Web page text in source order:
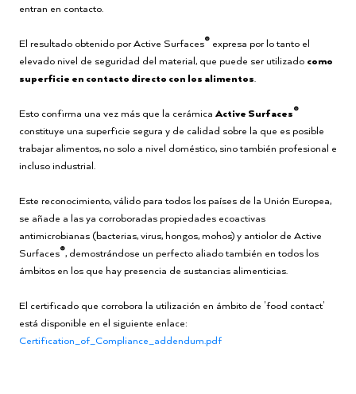
entran en contacto.
El resultado obtenido por Active Surfaces® expresa por lo tanto el
elevado nivel de seguridad del material, que puede ser utilizado como
superficie en contacto directo con los alimentos.
Esto confirma una vez más que la cerámica Active Surfaces®
constituye una superficie segura y de calidad sobre la que es posible
trabajar alimentos, no solo a nivel doméstico, sino también profesional e
incluso industrial.
Este reconocimiento, válido para todos los países de la Unión Europea,
se añade a las ya corroboradas propiedades ecoactivas
antimicrobianas (bacterias, virus, hongos, mohos) y antiolor de Active
Surfaces®, demostrándose un perfecto aliado también en todos los
ámbitos en los que hay presencia de sustancias alimenticias.
El certificado que corrobora la utilización en ámbito de 'food contact'
está disponible en el siguiente enlace:
Certification_of_Compliance_addendum.pdf